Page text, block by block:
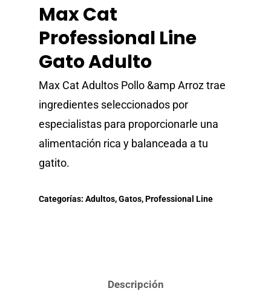
Max Cat
Professional Line
Gato Adulto
Max Cat Adultos Pollo &amp Arroz trae
ingredientes seleccionados por
especialistas para proporcionarle una
alimentación rica y balanceada a tu
gatito.
Categorías: Adultos,Gatos,Professional Line
Descripción